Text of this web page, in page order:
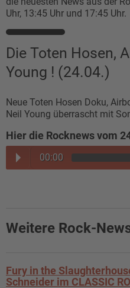
Uhr, 13:45 Uhr und 17:45 Uhr.
Die Toten Hosen,
Young ! (24.04.)
Neue Toten Hosen Doku,
Neil Young überrascht mit
Hier die Rocknews vom
00:00
Weitere Rock-
Fury in the
Schneider im CLASSIC